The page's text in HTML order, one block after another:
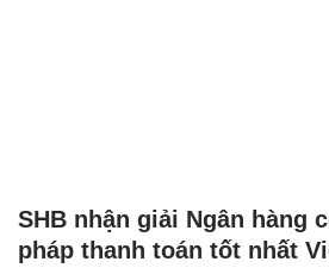
SHB nhận giải Ngân hàng
pháp thanh toán tốt nhất